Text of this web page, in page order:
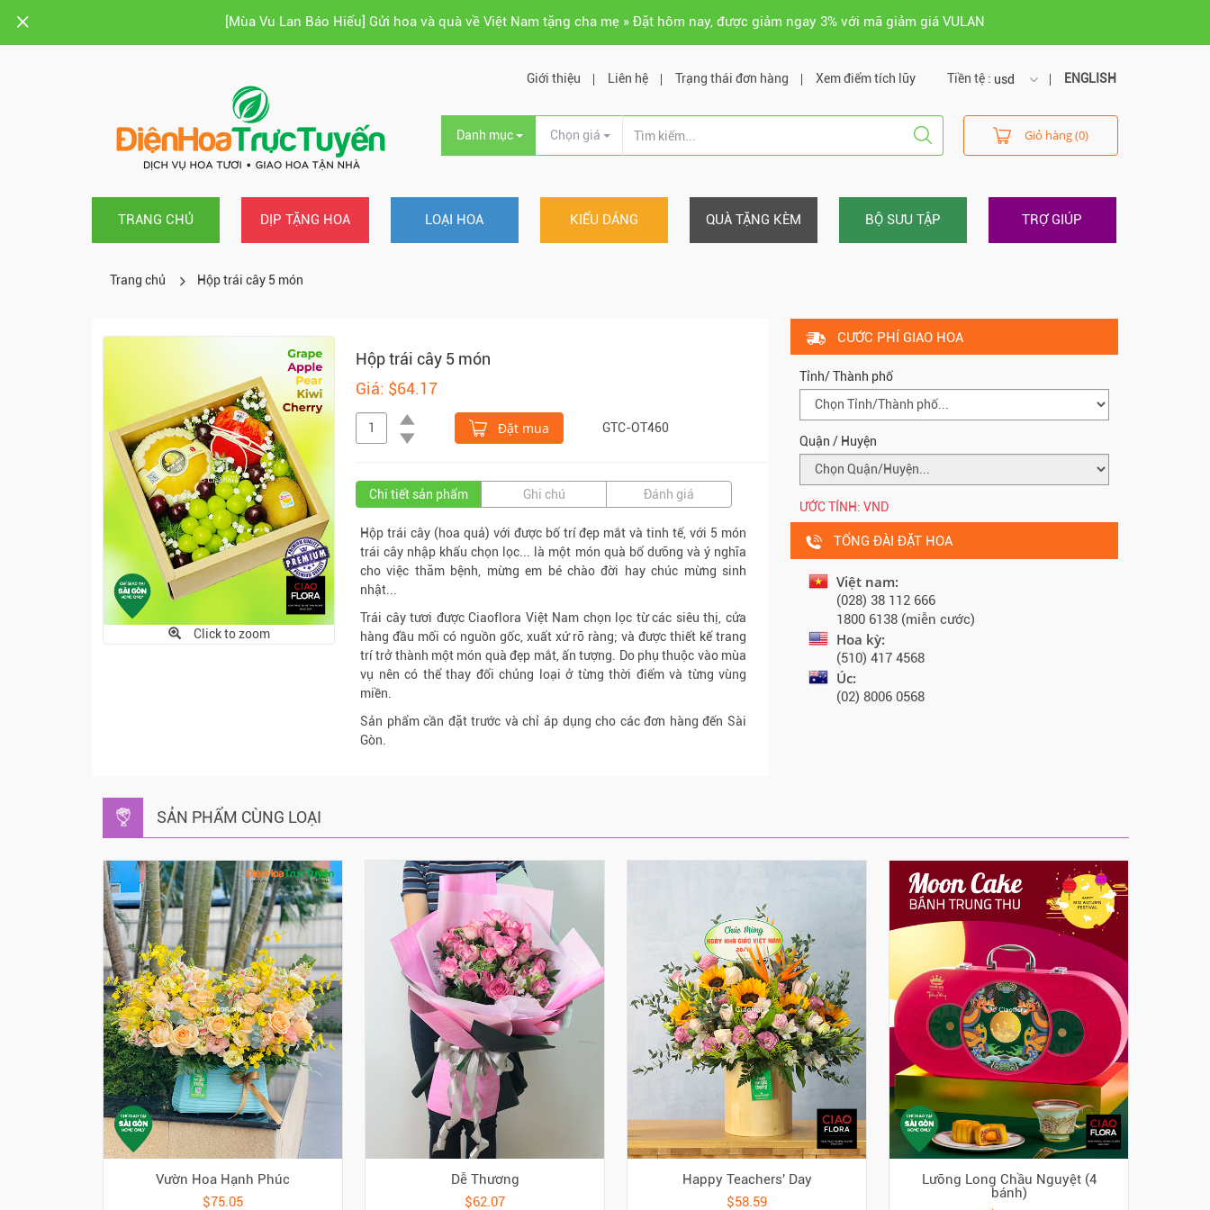
[Mùa Vu Lan Báo Hiếu] Gửi hoa và quà về Việt Nam tặng cha mẹ » Đặt hôm nay, được giảm ngay 3% với mã giảm giá VULAN
Tiền tệ : usd
usd
vnd
ENGLISH
Giới thiệu Liên hệ Trạng thái đơn hàng Xem điểm tích lũy
Danh mục Chọn giá Giỏ hàng (0)
TRANG CHỦ DỊP TẶNG HOA LOẠI HOA KIỂU DÁNG QUÀ TẶNG KÈM BỘ SƯU TẬP TRỢ GIÚP
Trang chủ Hộp trái cây 5 món
Click to zoom
Hộp trái cây 5 món
Giá: $64.17
Đặt mua GTC-OT460
Chi tiết sản phẩm Ghi chú Đánh giá
Hộp trái cây (hoa quả) với được bố trí đẹp mắt và tinh tế, với 5 món
trái cây nhập khẩu chọn lọc... là một món quà bổ dưỡng và ý nghĩa
cho việc thăm bệnh, mừng em bé chào đời hay chúc mừng sinh
nhật...
Trái cây tươi được Ciaoflora Việt Nam chọn lọc từ các siêu thị, cửa
hàng đầu mối có nguồn gốc, xuất xứ rõ ràng; và được thiết kế trang
trí trở thành một món quà đẹp mắt, ấn tượng. Do phụ thuộc vào mùa
vụ nên có thể thay đổi chủng loại ở từng thời điểm và từng vùng
miền.
Sản phẩm cần đặt trước và chỉ áp dụng cho các đơn hàng đến Sài
Gòn.
CƯỚC PHÍ GIAO HOA
Tỉnh/ Thành phố
Quận / Huyện
ƯỚC TÍNH: VND
TỔNG ĐÀI ĐẶT HOA
Việt nam:
(028) 38 112 666
1800 6138 (miễn cước)
Hoa kỳ:
(510) 417 4568
Úc:
(02) 8006 0568
SẢN PHẨM CÙNG LOẠI
Vườn Hoa Hạnh Phúc
$75.05
Dễ Thương
$62.07
Happy Teachers' Day
$58.59
Lưỡng Long Chầu Nguyệt (4
bánh)